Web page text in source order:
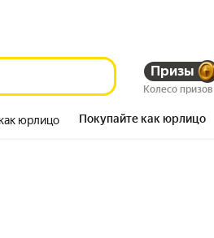
Призы
Колесо призов
юрлицо Покупайте как юрлицо